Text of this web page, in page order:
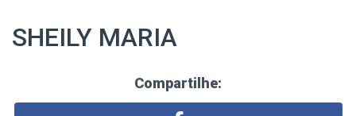
SHEILY MARIA
Compartilhe: